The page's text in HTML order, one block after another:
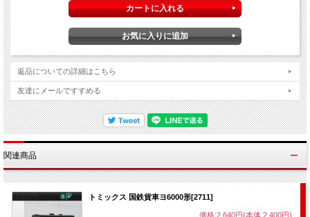
返品についての詳細はこちら
友達にメールですすめる
関連商品
トミックス 国鉄貨車ヨ6000形[2711]
価格:2,640円(本体 2,400円)